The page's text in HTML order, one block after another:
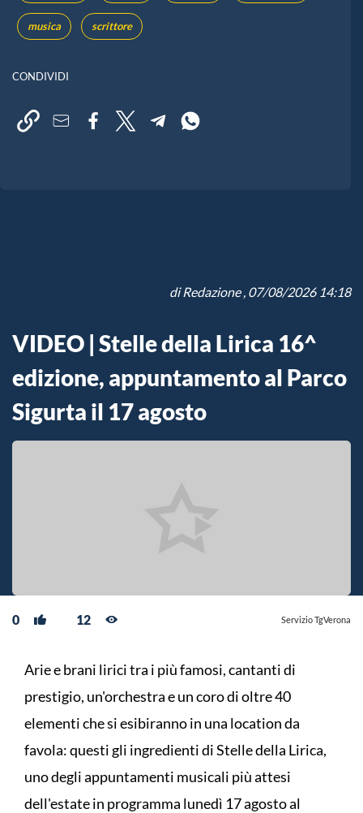
musica scrittore
CONDIVIDI
diRedazione, 07/08/2026 14:18
VIDEO | Stelle della Lirica 16^
edizione, appuntamento al Parco
Sigurta il 17 agosto
0 12 Servizio TgVerona
Arie e brani lirici tra i più famosi, cantanti di
prestigio, un'orchestra e un coro di oltre 40
elementi che si esibiranno in una location da
favola: questi gli ingredienti di Stelle della Lirica,
uno degli appuntamenti musicali più attesi
dell'estate in programma lunedì 17 agosto al